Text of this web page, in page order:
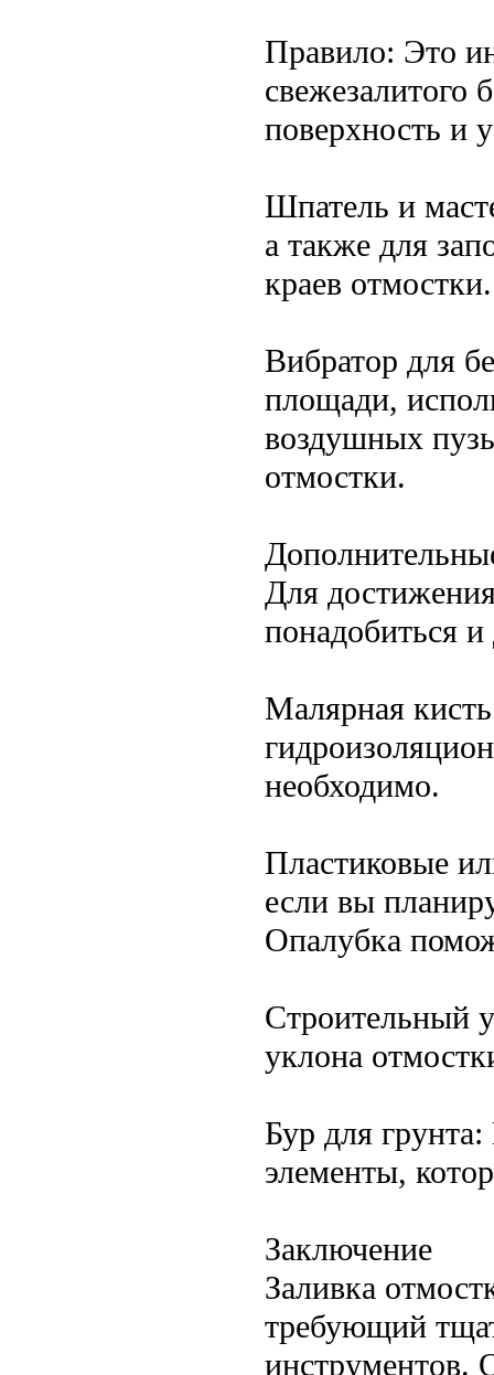
Правило: Это
поверхность и
Шпатель и
а также для
краев отмостки.
Вибратор для
площади,
воздушных
отмостки.
Для
понадобиться
Малярная
необходимо.
Пластиковые
если вы
Опалубка
Строительный
уклона
Бур для
элементы,
Заключение
Заливка
требующий
инструментов.